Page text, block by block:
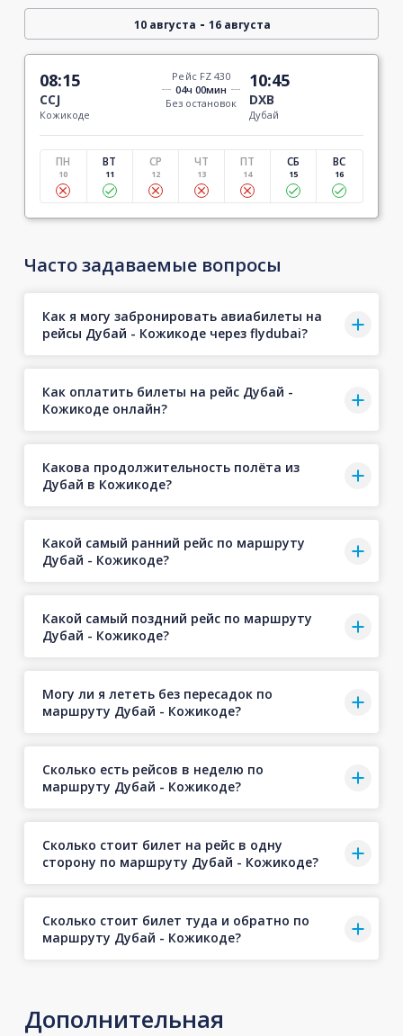
10 августа - 16 августа
08:15
CCJ
Кожикоде
Рейс FZ 430
04ч 00мин
Без остановок
10:45
DXB
Дубай
ПН
10
ВТ
11
СР
12
ЧТ
13
ПТ
14
СБ
15
ВС
16
Часто задаваемые вопросы
Как я могу забронировать авиабилеты на
рейсы Дубай - Кожикоде через flydubai?
Как оплатить билеты на рейс Дубай -
Кожикоде онлайн?
Какова продолжительность полёта из
Дубай в Кожикоде?
Какой самый ранний рейс по маршруту
Дубай - Кожикоде?
Какой самый поздний рейс по маршруту
Дубай - Кожикоде?
Могу ли я лететь без пересадок по
маршруту Дубай - Кожикоде?
Сколько есть рейсов в неделю по
маршруту Дубай - Кожикоде?
Сколько стоит билет на рейс в одну
сторону по маршруту Дубай - Кожикоде?
Сколько стоит билет туда и обратно по
маршруту Дубай - Кожикоде?
Дополнительная